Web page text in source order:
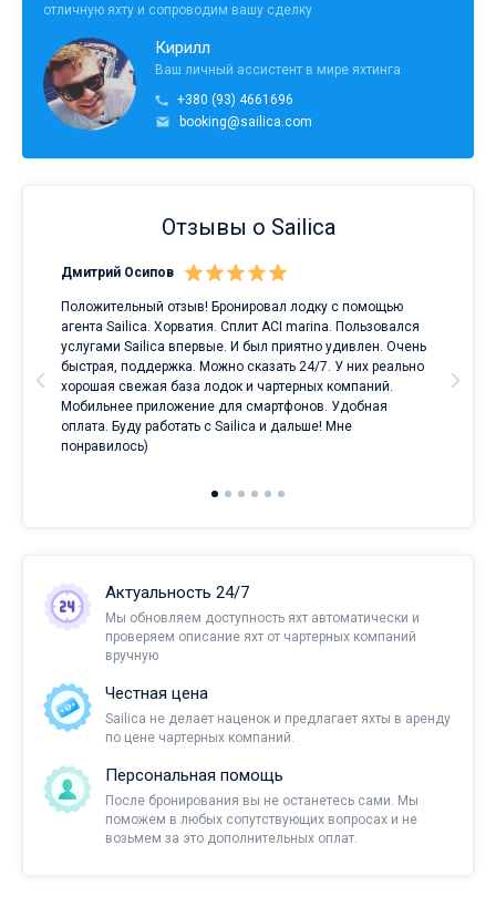
отличную яхту и сопроводим вашу сделку
Кирилл
Ваш личный ассистент в мире яхтинга
+380 (93) 4661696
booking@sailica.com
Отзывы о Sailica
Дмитрий Осипов
Положительный отзыв! Бронировал лодку с помощью
агента Sailica. Хорватия. Сплит ACI marina. Пользовался
услугами Sailica впервые. И был приятно удивлен. Очень
быстрая, поддержка. Можно сказать 24/7. У них реально
хорошая свежая база лодок и чартерных компаний.
Мобильнее приложение для смартфонов. Удобная
оплата. Буду работать с Sailica и дальше! Мне
понравилось)
Актуальность 24/7
Мы обновляем доступность яхт автоматически и
проверяем описание яхт от чартерных компаний
вручную
Честная цена
Sailica не делает наценок и предлагает яхты в аренду
по цене чартерных компаний.
Персональная помощь
После бронирования вы не останетесь сами. Мы
поможем в любых сопутствующих вопросах и не
возьмем за это дополнительных оплат.